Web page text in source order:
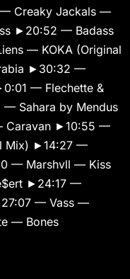
Creaky Jackals —
►20:52 — Badass
— KOKA (Original
►30:32 —
— Flechette &
Sahara by Mendus
Caravan ►10:55 —
Mix) ►14:27 —
— Marshvll — Kiss
►24:17 —
— Vass —
— Bones